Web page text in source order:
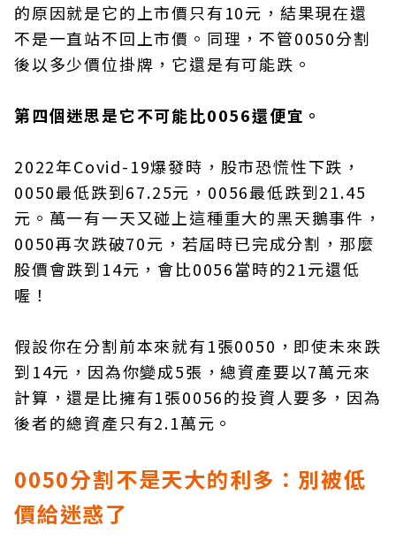
的原因就是它的上市價只有10元，結果現在還
不是一直站不回上市價。同理，不管0050分割
後以多少價位掛牌，它還是有可能跌。
第四個迷思是它不可能比0056還便宜。
2022年Covid-19爆發時，股市恐慌性下跌，
0050最低跌到67.25元，0056最低跌到21.45
元。萬一有一天又碰上這種重大的黑天鵝事件，
0050再次跌破70元，若屆時已完成分割，那麼
股價會跌到14元，會比0056當時的21元還低
喔！
假設你在分割前本來就有1張0050，即使未來跌
到14元，因為你變成5張，總資產要以7萬元來
計算，還是比擁有1張0056的投資人要多，因為
後者的總資產只有2.1萬元。
0050分割不是天大的利多：別被低
價給迷惑了